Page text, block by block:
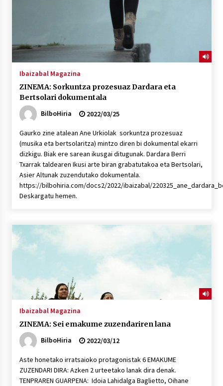
Ibaizabal Magazina
ZINEMA: Sorkuntza prozesuaz Dardara eta
Bertsolari dokumentala
BilboHiria
2022/03/25
Gaurko zine atalean Ane Urkiolak sorkuntza prozesuaz
(musika eta bertsolaritza) mintzo diren bi dokumental ekarri
dizkigu. Biak ere sarean ikusgai ditugunak. Dardara Berri
Txarrak taldearen Ikusi arte biran grabatutakoa eta Bertsolari,
Asier Altunak zuzendutako dokumentala.
https://bilbohiria.com/docs2/2022/ibaizabal/
Deskargatu hemen.
Ibaizabal Magazina
ZINEMA: Sei emakume zuzendariren lana
BilboHiria
2022/03/12
Aste honetako irratsaioko protagonistak 6 EMAKUME
ZUZENDARI DIRA: Azken 2 urteetako lanak dira denak.
TENPRAREN GUARPENA: Idoia Lahidalga Baglietto, Oihane